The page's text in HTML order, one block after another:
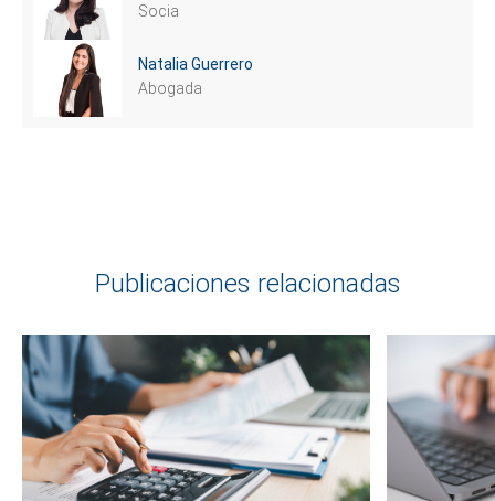
Socia
Natalia Guerrero
Abogada
Publicaciones relacionadas